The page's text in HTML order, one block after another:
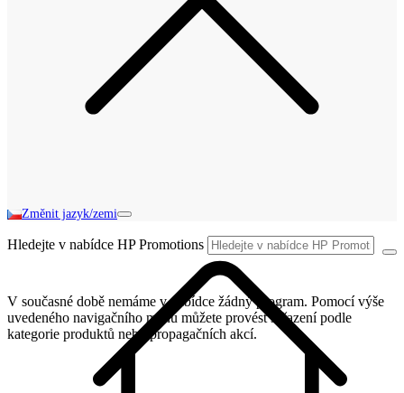
Změnit jazyk/zemi
Hledejte v nabídce HP Promotions
V současné době nemáme v nabídce žádný program. Pomocí výše
uvedeného navigačního menu můžete provést seřazení podle
kategorie produktů nebo propagačních akcí.